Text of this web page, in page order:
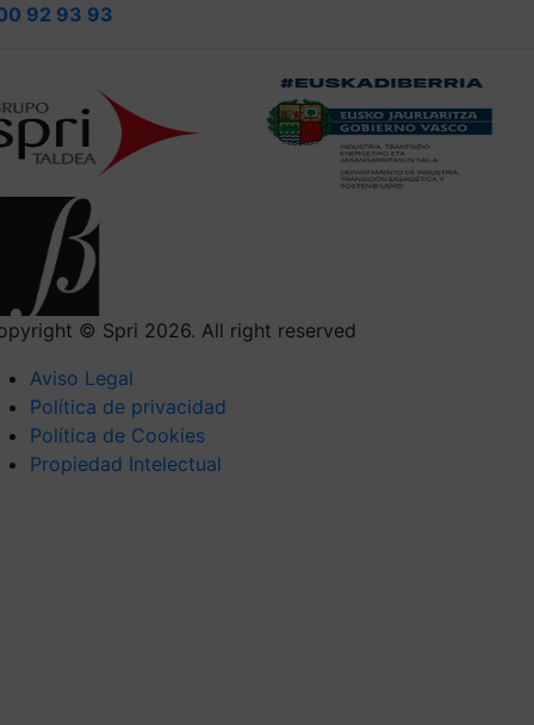
92 93 93
© Spri 2026. All right reserved
Aviso Legal
Política de privacidad
Política de Cookies
Propiedad Intelectual